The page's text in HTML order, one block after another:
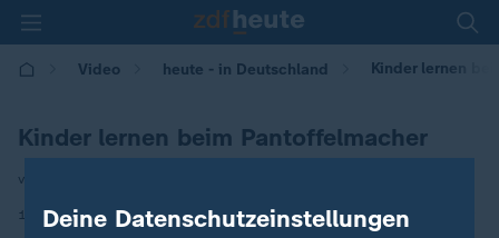
Video heute - in Deutschland Kinder lernen
Kinder lernen beim Pantoffelmacher
von Lisa Jandi
14.01.2025 | 14:00
Deine Datenschutzeinstellungen